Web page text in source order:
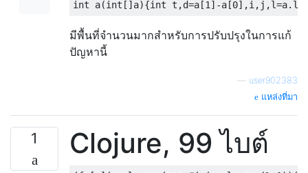
มีพื้นที่จำนวนมากสำหรับการปรับปรุงในการแก้
ปัญหานี้
user902383
แหล่งที่มา
1 Clojure, 99 ไบต์